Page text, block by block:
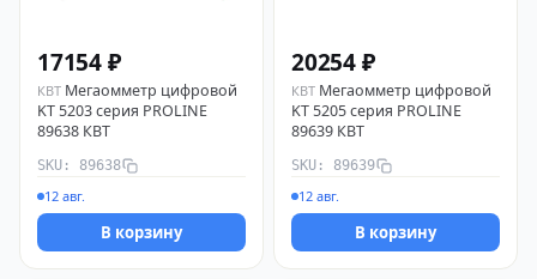
17154 ₽
КВТ Мегаомметр цифровой
KT 5203 серия PROLINE
89638 КВТ
SKU: 89638
12 авг.
В корзину
20254 ₽
КВТ Мегаомметр цифровой
KT 5205 серия PROLINE
89639 КВТ
SKU: 89639
12 авг.
В корзину